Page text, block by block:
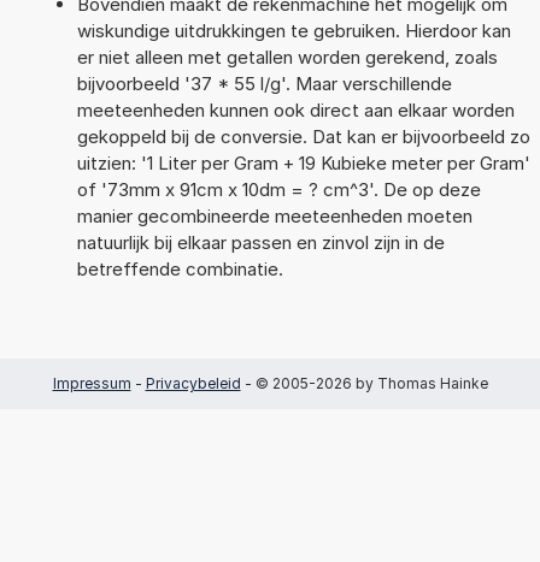
wiskundige uitdrukkingen te gebruiken. Hierdoor kan
er niet alleen met getallen worden gerekend, zoals
bijvoorbeeld '37 * 55 l/g'. Maar verschillende
meeteenheden kunnen ook direct aan elkaar worden
gekoppeld bij de conversie. Dat kan er bijvoorbeeld zo
uitzien: '1 Liter per Gram + 19 Kubieke meter per Gram'
of '73mm x 91cm x 10dm = ? cm^3'. De op deze
manier gecombineerde meeteenheden moeten
natuurlijk bij elkaar passen en zinvol zijn in de
betreffende combinatie.
Impressum - Privacybeleid - © 2005-2026 by Thomas Hainke